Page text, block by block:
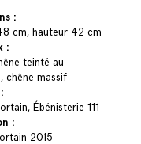
:
cm, hauteur 42 cm
:
teinté au
chêne massif
Ébénisterie 111
:
2015